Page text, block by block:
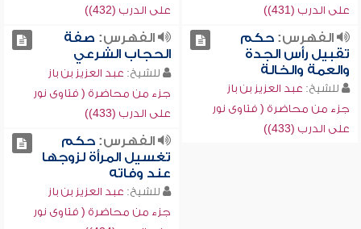
على الدرب (431))
على الدرب (432))
الفهرس:حكم
تقبيل رأس الجدة
والعمة والخالة
للشيخ: عبد العزيز بن باز
جزء من محاضرة ( فتاوى نور
على الدرب (433))
الفهرس: صفة
الحجاب الشرعي
للشيخ: عبد العزيز بن باز
جزء من محاضرة ( فتاوى نور
على الدرب (433))
الفهرس:حكم
تغسيل المرأة لزوجها
عند وفاته
للشيخ: عبد العزيز بن باز
جزء من محاضرة ( فتاوى نور